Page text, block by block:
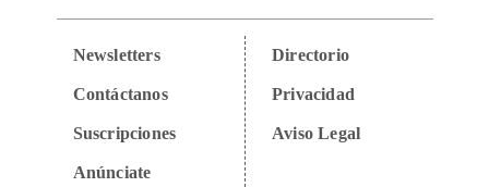
Newsletters
Contáctanos
Suscripciones
Anúnciate
Directorio
Privacidad
Aviso Legal